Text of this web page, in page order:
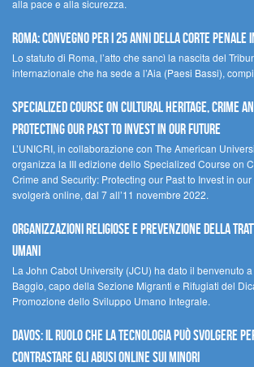
alla pace e alla sicurezza.
Roma: convegno per i 25 anni della Corte
Lo statuto di Roma, l’atto che sancì la nascita del
internazionale che ha sede a l’Aia (Paesi Bassi),
Specialized Course on Cultural Heritage, Crime
Protecting our Past to Invest in our Future
L’UNICRI, in collaborazione con The American
organizza la III edizione dello Specialized Course on
Crime and Security: Protecting our Past to Invest in
svolgerà online, dal 7 all’11 novembre 2022.
Organizzazioni religiose e prevenzione della
umani
La John Cabot University (JCU) ha dato il benvenuto
Baggio, capo della Sezione Migranti e Rifugiati del
Promozione dello Sviluppo Umano Integrale.
Davos: il ruolo che la tecnologia può svolgere
contrastare gli abusi online sui minori